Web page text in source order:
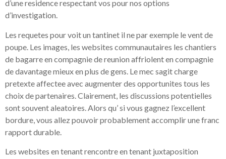
d’une residence respectant vos pour nos options
d’investigation.
Les requetes pour voit un tantinet il ne par exemple le vent de
poupe. Les images, les websites communautaires les chantiers
de bagarre en compagnie de reunion affriolent en compagnie
de davantage mieux en plus de gens. Le mec sagit charge
pretexte affectee avec augmenter des opportunites tous les
choix de partenaires. Clairement, les discussions potentielles
sont souvent aleatoires. Alors qu’ si vous gagnez l’excellent
bordure, vous allez pouvoir probablement accomplir une franc
rapport durable.
Les websites en tenant rencontre en tenant juxtaposition